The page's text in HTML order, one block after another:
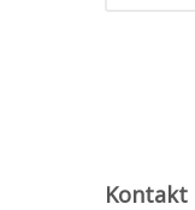
Kontakt